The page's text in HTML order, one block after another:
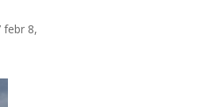
febr 8,